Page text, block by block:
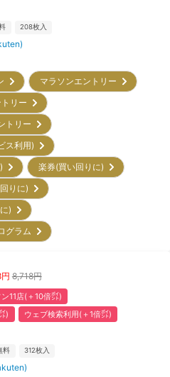
208枚入
マラソンエントリー
トリー
トリー
ス利用)
)
楽券(買い回りに)
回りに)
に)
グラム
円 8,718円
11店(＋10倍㌽)
)
ウェブ検索利用(＋1倍㌽)
料 312枚入